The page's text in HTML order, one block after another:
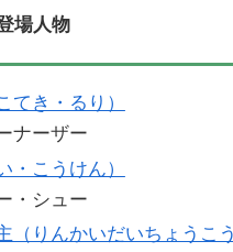
場人物
てき・るり）
ナーザー
・こうけん）
・シュー
（りんかいだいちょうこ